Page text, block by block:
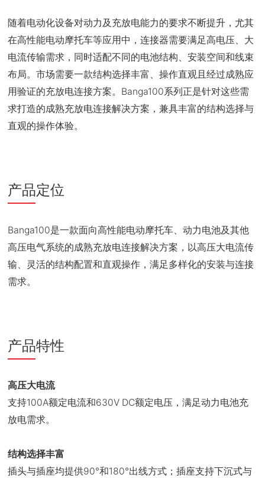
随着电动化设备对动力及充放电能力的要求不断提升，尤其
在高性能电动摩托车等应用中，连接器需要满足高电压、大
电流传输需求，同时适配不同的电池结构、安装空间和线束
布局。市场需要一款结构选择丰富、操作直观且经过成熟应
用验证的充放电连接方案。Banga100系列正是针对这些需
求打造的成熟充放电连接解决方案，兼具丰富的结构选择与
直观的操作体验。
产品定位
Banga100是一款面向高性能电动摩托车、动力电池及其他
高压电气系统的成熟充放电连接解决方案，以高压大电流传
输、灵活的结构配置和直观操作，满足多样化的安装与连接
需求。
产品特性
高压大电流
支持100A额定电流和630V DC额定电压，满足动力电池充
放电需求。
结构选择丰富
插头与插座均提供90°和180°出线方式；插座支持下沉式与